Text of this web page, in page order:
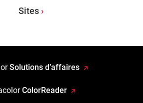
Sites
Solutions d’affaires
ColorReader